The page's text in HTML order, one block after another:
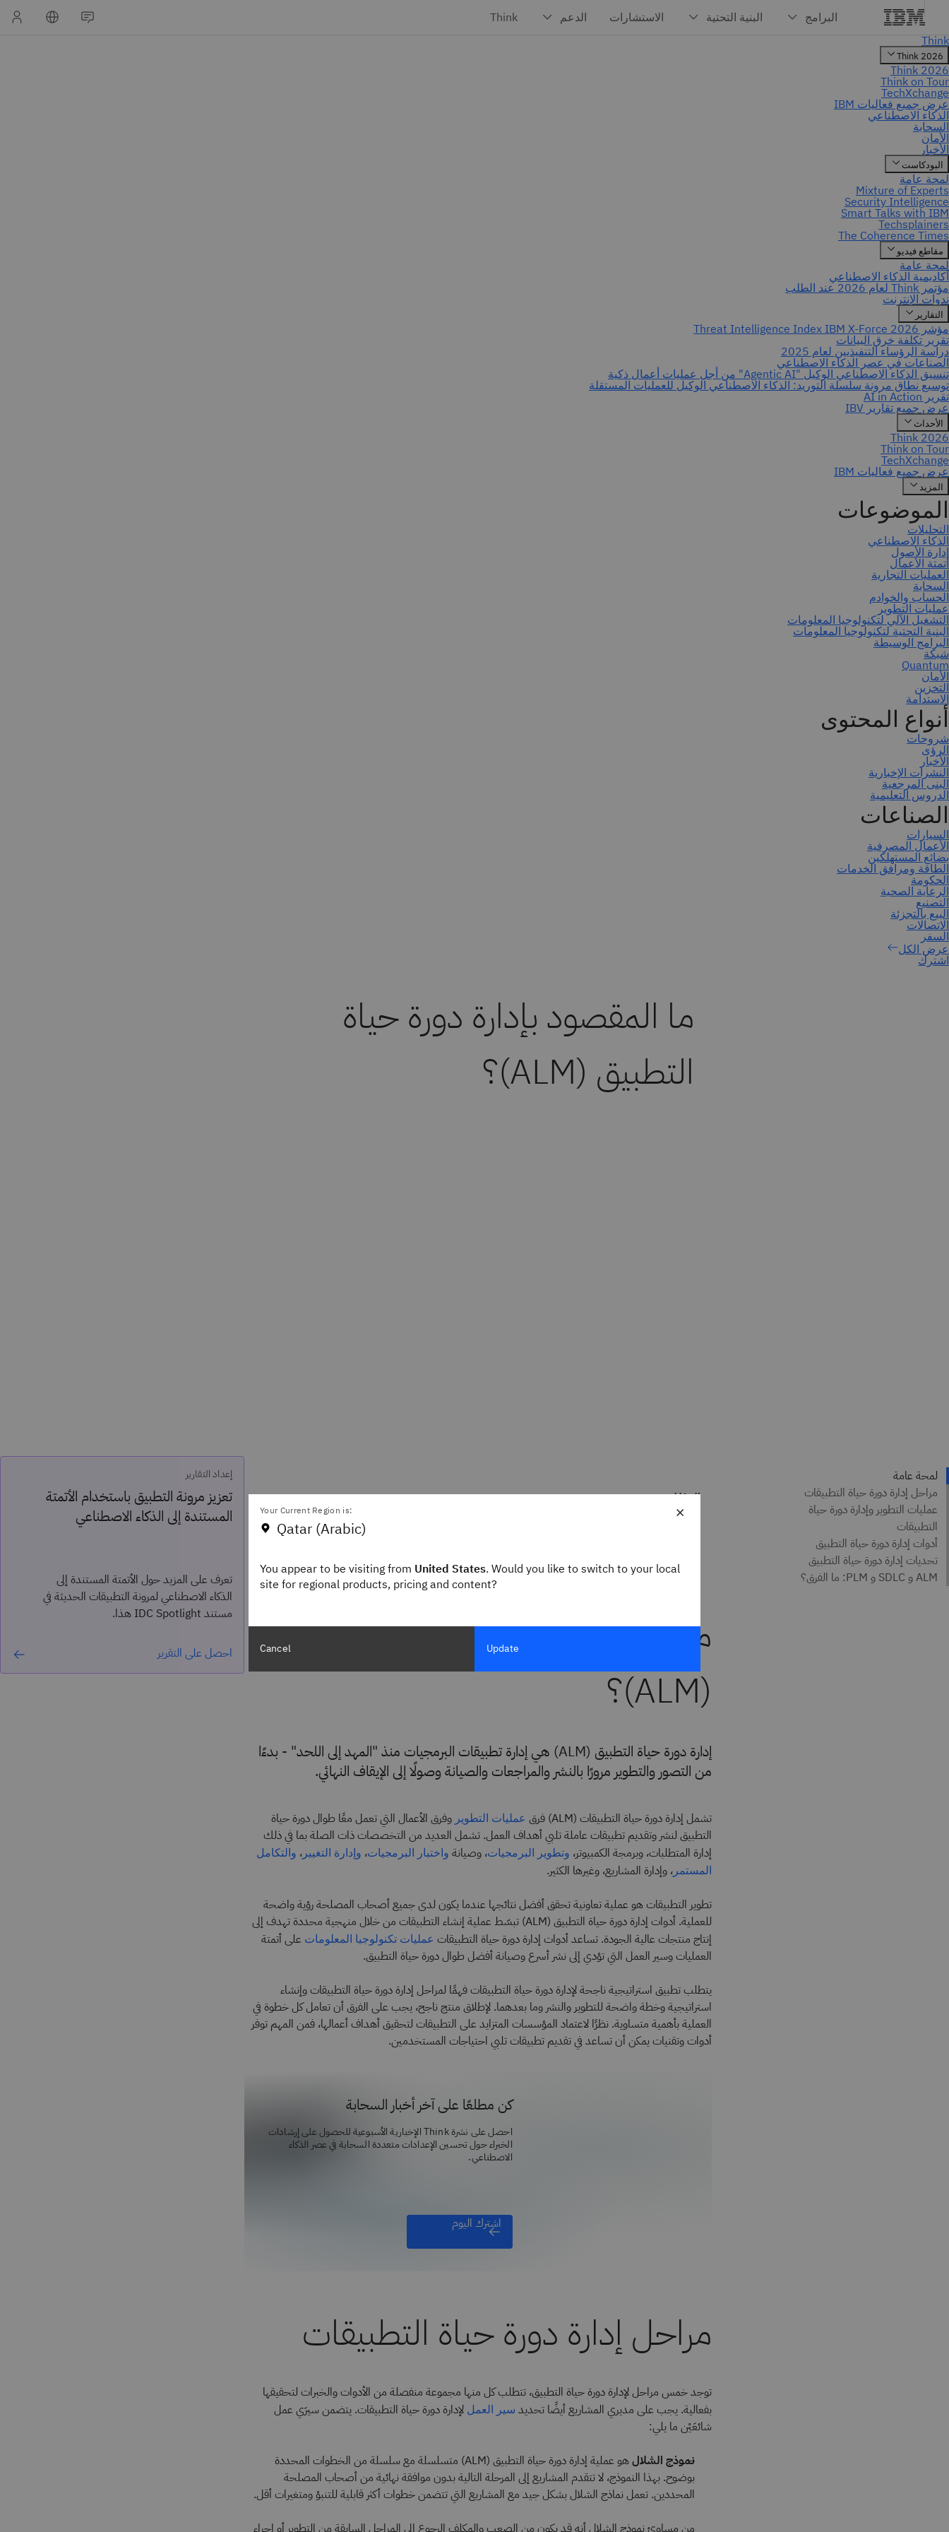
اشترك
ما المقصود بإدارة دورة حياة
التطبيق (ALM)؟
المؤلفين
Michael Goodwin
Staff Editor, Automation & ITOps
ما المقصود بإدارة دورة حياة التطبيق
(ALM)؟
إدارة دورة حياة التطبيق (ALM) هي إدارة تطبيقات البرمجيات منذ "المهد إلى اللحد" - بدءًا
من التصور والتطوير مرورًا بالنشر والمراجعات والصيانة وصولًا إلى الإيقاف النهائي.
تشمل إدارة دورة حياة التطبيقات (ALM) فرق عمليات التطوير وفرق الأعمال التي تعمل معًا طوال دورة حياة
التطبيق لنشر وتقديم تطبيقات عاملة تلبي أهداف العمل. تشمل العديد من التخصصات ذات الصلة بما في ذلك
إدارة المتطلبات، وبرمجة الكمبيوتر، وتطوير البرمجيات، وصيانة واختبار البرمجيات، وإدارة التغيير ، والتكامل
المستمر ، وإدارة المشاريع، وغيرها الكثير.
تطوير التطبيقات هو عملية تعاونية تحقق أفضل نتائجها عندما يكون لدى جميع أصحاب المصلحة رؤية واضحة
للعملية. أدوات إدارة دورة حياة التطبيق (ALM) تبسّط عملية إنشاء التطبيقات من خلال منهجية محددة تهدف إلى
إنتاج منتجات عالية الجودة. تساعد أدوات إدارة دورة حياة التطبيقات عمليات تكنولوجيا المعلومات على أتمتة
العمليات وسير العمل التي تؤدي إلى نشر أسرع وصيانة أفضل طوال دورة حياة التطبيق.
يتطلب تطبيق استراتيجية ناجحة لإدارة دورة حياة التطبيقات فهمًا لمراحل إدارة دورة حياة التطبيقات وإنشاء
استراتيجية وخطة واضحة للتطوير والنشر وما بعدهما. لإطلاق منتج ناجح، يجب على الفرق أن تعامل كل خطوة في
العملية بأهمية متساوية. نظرًا لاعتماد المؤسسات المتزايد على التطبيقات لتحقيق أهداف أعمالها، فمن المهم توفر
أدوات وتقنيات يمكن أن تساعد في تقديم تطبيقات تلبي احتياجات المستخدمين.
كن مطلعًا على آخر أخبار السحابة
احصل على نشرة Think الإخبارية الأسبوعية للحصول على إرشادات
الخبراء حول تحسين الإعدادات متعددة السحابة في عصر الذكاء
الاصطناعي.
اشترك اليوم
مراحل إدارة دورة حياة التطبيقات
توجد خمس مراحل لإدارة دورة حياة التطبيق، تتطلب كل منها مجموعة منفصلة من الأدوات والخبرات لتحقيقها
بفعالية. يجب على مديري المشاريع أيضًا تحديد سير العمل لإدارة دورة حياة التطبيقات. يتضمن سيرَي عمل
شائعَيْن ما يلي:
نموذج الشلال
هو عملية إدارة دورة حياة التطبيق (ALM) متسلسلة مع سلسلة من الخطوات المحددة
بوضوح. بهذا النموذج، لا تتقدم المشاريع إلى المرحلة التالية بدون موافقة نهائية من أصحاب المصلحة
المحددين. تعمل نماذج الشلال بشكل جيد مع المشاريع التي تتضمن خطوات أكثر قابلية للتنبؤ ومتغيرات أقل.
إعداد التقارير
تعزيز مرونة التطبيق باستخدام الأتمتة
المستندة إلى الذكاء الاصطناعي
تعرف على المزيد حول الأتمتة المستندة إلى
الذكاء الاصطناعي لمرونة التطبيقات الحديثة في
مستند IDC Spotlight هذا.
احصل على التقرير
×
Your Current Region is:
Qatar (Arabic)
You appear to be visiting from United States. Would you like to switch to your local
site for regional products, pricing and content?
Cancel Update